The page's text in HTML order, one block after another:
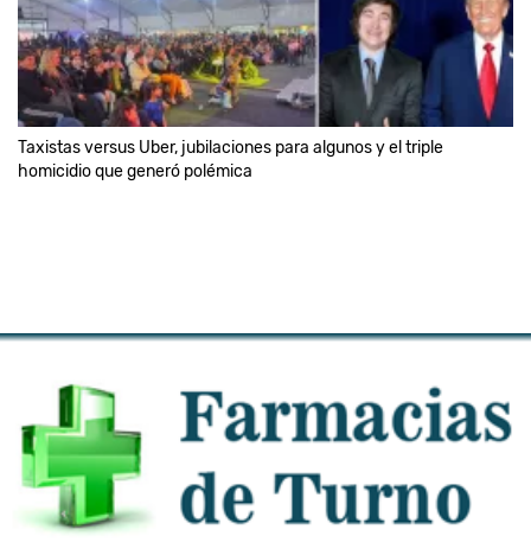
Taxistas versus Uber, jubilaciones para algunos y el triple
homicidio que generó polémica